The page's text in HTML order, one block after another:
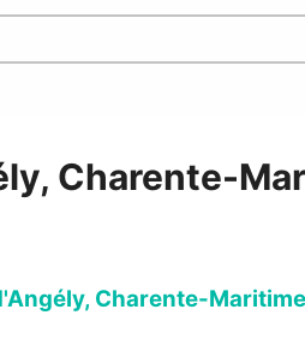
Charente-
Charente-Maritime